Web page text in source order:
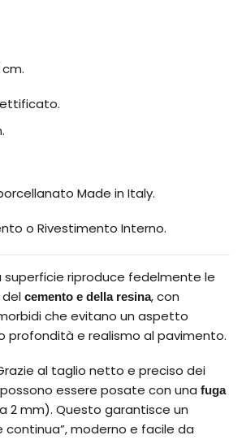
Made in Italy.
o Rivestimento Interno.
superficie riproduce fedelmente le
cemento e della resina, con
che evitano un aspetto
profondità e realismo al pavimento.
al taglio netto e preciso dei
essere posate con una fuga
2 mm). Questo garantisce un
moderno e facile da